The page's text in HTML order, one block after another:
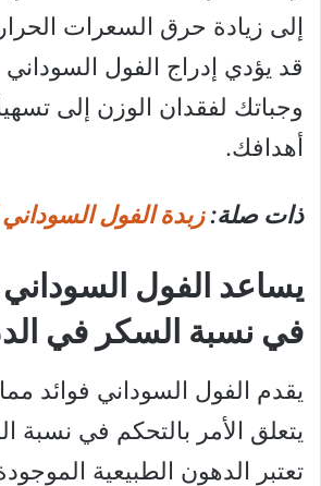
إلى زيادة حرق السعرات
قد يؤدي إدراج الفول
وجباتك لفقدان الوزن إلى
أهدافك.
ذات صلة:زبدة الفول
يساعد الفول
في نسبة السكر في
يقدم الفول السوداني فوائد
يتعلق الأمر بالتحكم في نسبة
تعتبر الدهون الطبيعية